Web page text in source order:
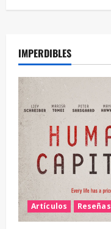
IMPERDIBLES
Artículos Reseñas